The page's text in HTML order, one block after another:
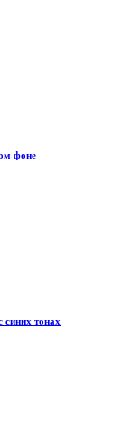
фоне
синих тонах